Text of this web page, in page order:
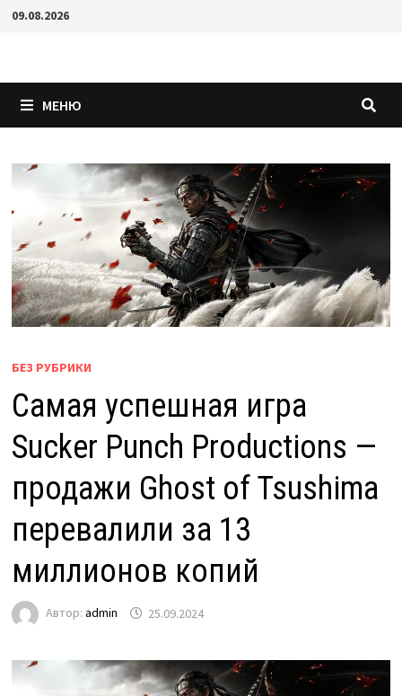
Перейти
09.08.2026
МЕНЮ
БЕЗ РУБРИКИ
Самая успешная игра
Sucker Punch Productions —
продажи Ghost of Tsushima
перевалили за 13
миллионов копий
Автор: admin 25.09.2024